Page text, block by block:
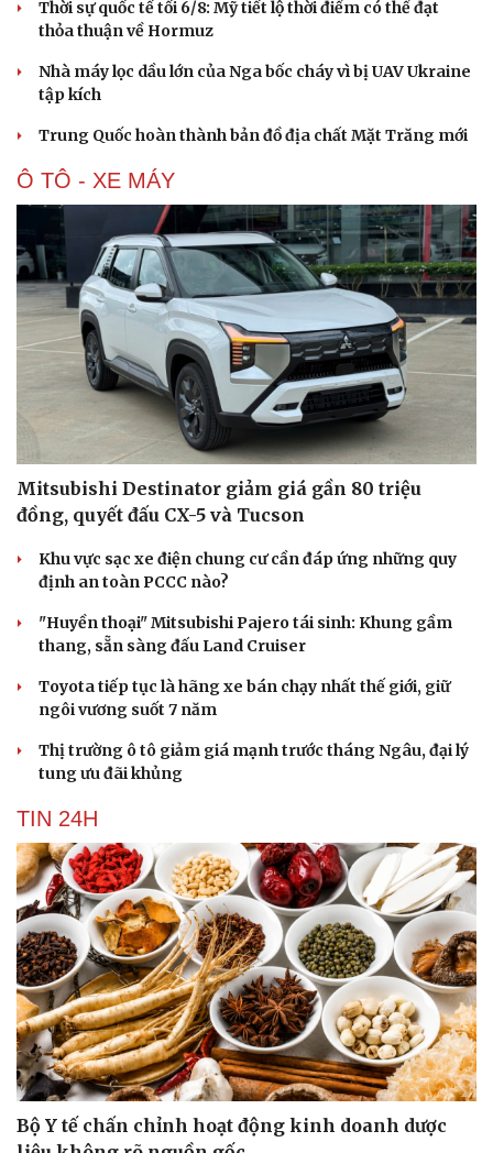
Cải chính
Thời sự quốc tế tối 6/8: Mỹ tiết lộ thời điểm có thể đạt
thỏa thuận về Hormuz
Nhà máy lọc dầu lớn của Nga bốc cháy vì bị UAV Ukraine
tập kích
Trung Quốc hoàn thành bản đồ địa chất Mặt Trăng mới
Ô TÔ - XE MÁY
Mitsubishi Destinator giảm giá gần 80 triệu
đồng, quyết đấu CX-5 và Tucson
Khu vực sạc xe điện chung cư cần đáp ứng những quy
định an toàn PCCC nào?
"Huyền thoại" Mitsubishi Pajero tái sinh: Khung gầm
thang, sẵn sàng đấu Land Cruiser
Toyota tiếp tục là hãng xe bán chạy nhất thế giới, giữ
ngôi vương suốt 7 năm
Thị trường ô tô giảm giá mạnh trước tháng Ngâu, đại lý
tung ưu đãi khủng
TIN 24H
Bộ Y tế chấn chỉnh hoạt động kinh doanh dược